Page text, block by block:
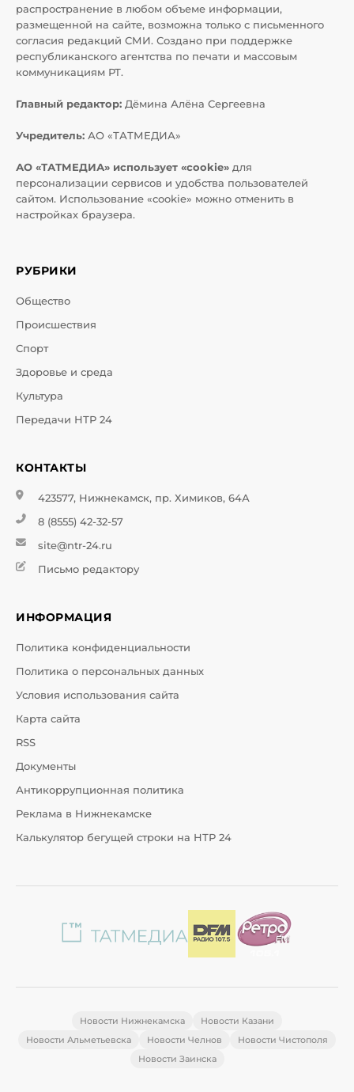
распространение в любом объеме информации,
размещенной на сайте, возможна только с письменного
согласия редакций СМИ. Создано при поддержке
республиканского агентства по печати и массовым
коммуникациям РТ.
Главный редактор: Дёмина Алёна Сергеевна
Учредитель: АО «ТАТМЕДИА»
АО «ТАТМЕДИА» использует «cookie» для
персонализации сервисов и удобства пользователей
сайтом. Использование «cookie» можно отменить в
настройках браузера.
РУБРИКИ
Общество
Происшествия
Спорт
Здоровье и среда
Культура
Передачи НТР 24
КОНТАКТЫ
423577, Нижнекамск, пр. Химиков, 64А
8 (8555) 42-32-57
site@ntr-24.ru
Письмо редактору
ИНФОРМАЦИЯ
Политика конфиденциальности
Политика о персональных данных
Условия использования сайта
Карта сайта
RSS
Документы
Антикоррупционная политика
Реклама в Нижнекамске
Калькулятор бегущей строки на НТР 24
Новости Нижнекамска
Новости Казани
Новости Альметьевска
Новости Челнов
Новости Чистополя
Новости Заинска